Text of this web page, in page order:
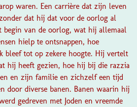
waren. Een carrière dat zijn leven
dat hij dat voor de oorlog al
van de oorlog, wat hij allemaal
hielp te ontsnappen, hoe
bleef tot op zekere hoogte. Hij vertelt
hij heeft gezien, hoe hij bij die razzia
en zijn familie en zichzelf een tijd
door diverse banen. Banen waarin hij
gedreven met Joden en vreemde